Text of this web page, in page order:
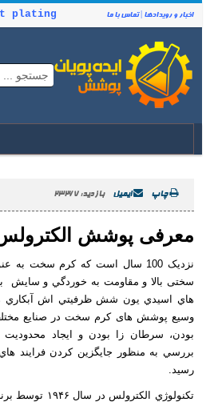
اخبار و رویدادها |تماس با ما plating
بازدید: 23267 چاپ ایمیل
معرفی پوشش
نزدیک 100 سال است که كرم سخت
سختی بالا و مقاومت به خوردگي و سایش
هاي اسيدي يون شش ظرفيتي اش آبكاري
وسيع پوشش های كرم سخت در صنايع
بودن، سرطان زا بودن و ايجاد
بررسي به منظور جايگزين كردن فرايند
رسید.
تكنولوژي